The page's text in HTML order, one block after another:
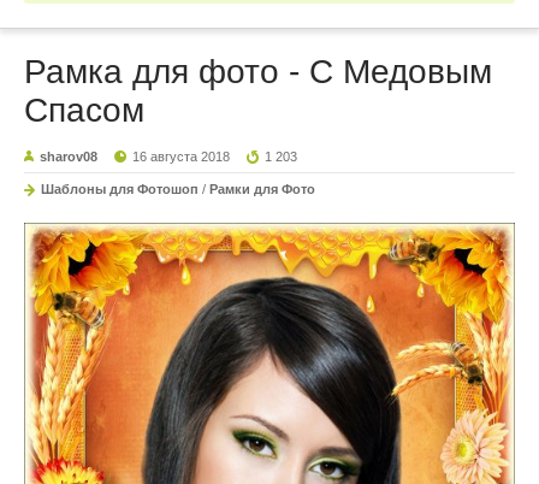
Рамка для фото - С Медовым
Спасом
sharov08 16 августа 2018 1 203
Шаблоны для Фотошоп / Рамки для Фото